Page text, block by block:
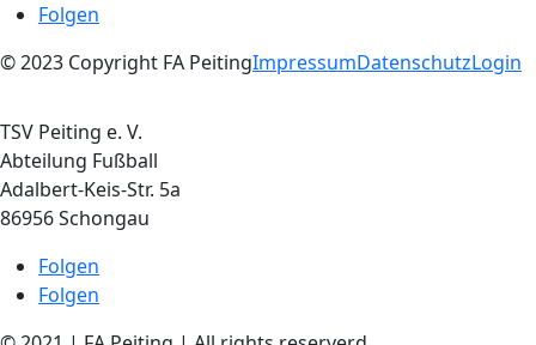
Folgen
© 2023 Copyright FA PeitingImpressumDatenschutzLogin
TSV Peiting e. V.
Abteilung Fußball
Adalbert-Keis-Str. 5a
86956 Schongau
Folgen
Folgen